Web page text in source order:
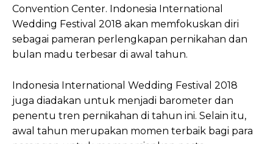
Convention Center. Indonesia International
Wedding Festival 2018 akan memfokuskan diri
sebagai pameran perlengkapan pernikahan dan
bulan madu terbesar di awal tahun.
Indonesia International Wedding Festival 2018
juga diadakan untuk menjadi barometer dan
penentu tren pernikahan di tahun ini. Selain itu,
awal tahun merupakan momen terbaik bagi para